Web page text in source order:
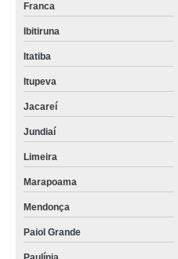
Franca
Ibitiruna
Itatiba
Itupeva
Jacareí
Jundiaí
Limeira
Marapoama
Mendonça
Paiol Grande